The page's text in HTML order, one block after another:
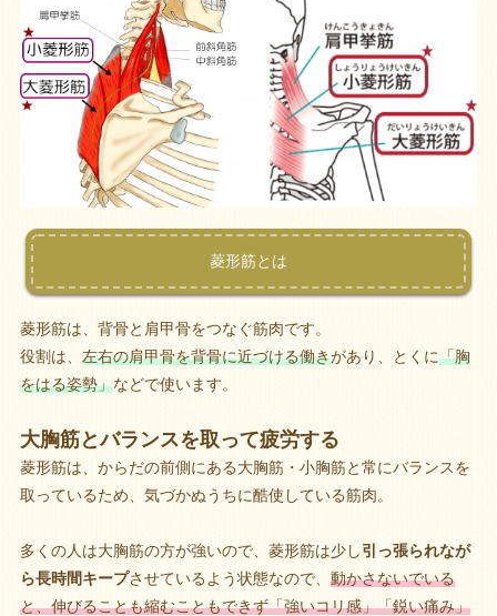
菱形筋とは
菱形筋は、背骨と肩甲骨をつなぐ筋肉です。
役割は、 左右の肩甲骨を背骨に近づける働きがあり、とくに「胸
をはる姿勢」などで使います。
大胸筋とバランスを取って疲労する
菱形筋は、からだの前側にある大胸筋・小胸筋と常にバランスを
取っているため、気づかぬうちに酷使している筋肉。
多くの人は大胸筋の方が強いので、菱形筋は少し引っ張られなが
ら長時間キープさせているよう状態なので、 動かさないでいる
と、伸びることも縮むこともできず「強いコリ感」「鋭い痛み」